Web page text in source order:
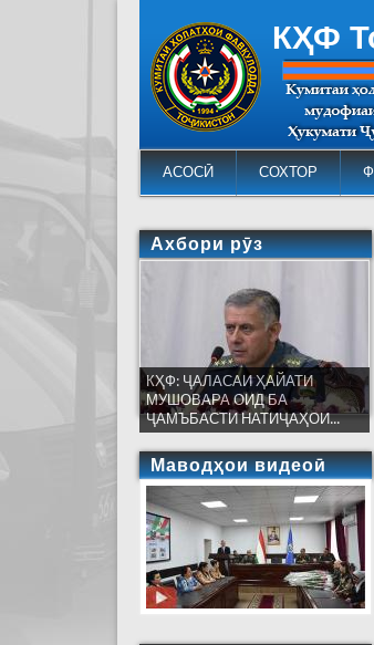
КҲФ
АСОСӢ СОХТОР
Ахбори рӯз
КҲФ: ҶАЛАСАИ ҲАЙАТИ
МУШОВАРА ОИД БА
ҶАМЪБАСТИ НАТИҶАҲОИ...
Маводҳои видеоӣ